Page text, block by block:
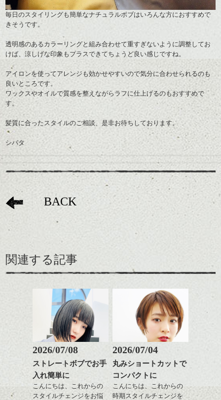
毎日のスタイリングも簡単なナチュラルボブはいろんな方におすすめで
きそうです。
透明感のあるカラーリングと組み合わせて重すぎないように調整してお
けば、涼しげな印象もプラスできてちょうど良い感じですね。
アイロンを使ってアレンジも効かせやすいので気分に合わせられるのも
良いところです。
ワックスやオイルで質感を整えながらラフに仕上げるのもおすすめで
す。
髪質に合ったスタイルのご相談、是非お待ちしております。
シバタ
BACK
関連する記事
2026/07/08
ストレートボブでお手
入れ簡単に
こんにちは、これからの
スタイルチェンジをお悩
2026/07/04
丸みショートカットで
コンパクトに
こんにちは、これからの
時期スタイルチェンジを